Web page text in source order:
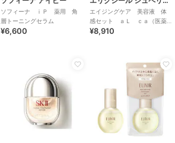
ソフィーナ ｉＰ 薬用 角
層トーニングセラム
¥6,600
エイジングケア 美容液 体
感セット ａＬ ｃａ（医薬
部外品）
¥8,910